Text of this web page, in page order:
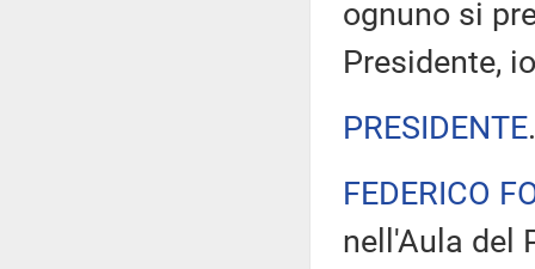
ognuno si
Presidente,
PRESIDENTE
FEDERICO
nell'Aula del